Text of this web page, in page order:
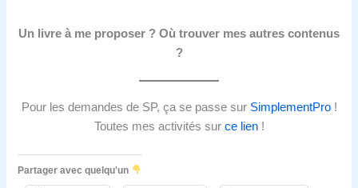
Un livre à me proposer ? Où trouver mes autres contenus
?
Pour les demandes de SP, ça se passe sur SimplementPro!
Toutes mes activités sur ce lien!
Partager avec quelqu'un